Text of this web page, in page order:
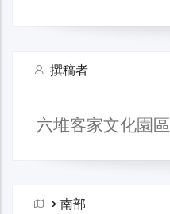
撰稿者
六堆客家文化園區
> 南部